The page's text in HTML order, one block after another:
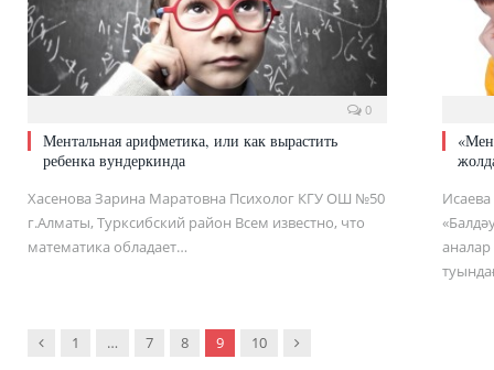
0
Ментальная арифметика, или как вырастить
ребенка вундеркинда
Хасенова Зарина Маратовна Психолог КГУ ОШ №50
г.Алматы, Турксибский район Всем известно, что
математика обладает…
Previous
1 … 7 8 9 10 Next